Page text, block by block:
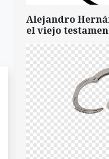
Alejandro
el viejo